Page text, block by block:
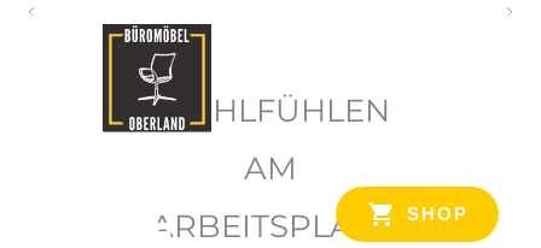
SHOP
WOHLFÜHLEN
AM
ARBEITSPLATZ